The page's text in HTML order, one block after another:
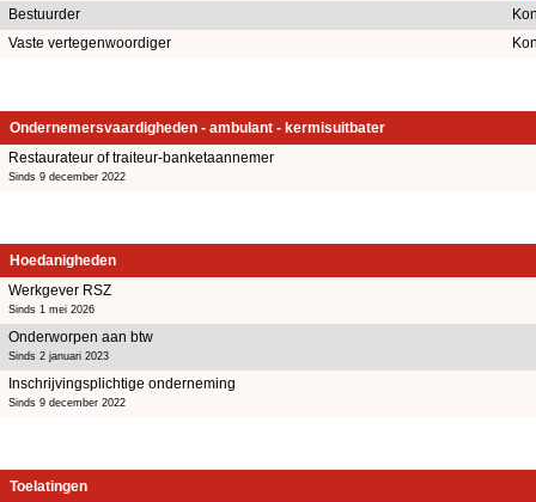
Bestuurder
Vaste vertegenwoordiger
Ondernemersvaardigheden - ambulant - kermisuitbater
Restaurateur of traiteur-banketaannemer
Sinds 9 december 2022
Hoedanigheden
Werkgever RSZ
Sinds 1 mei 2026
Onderworpen aan btw
Sinds 2 januari 2023
Inschrijvingsplichtige onderneming
Sinds 9 december 2022
Toelatingen